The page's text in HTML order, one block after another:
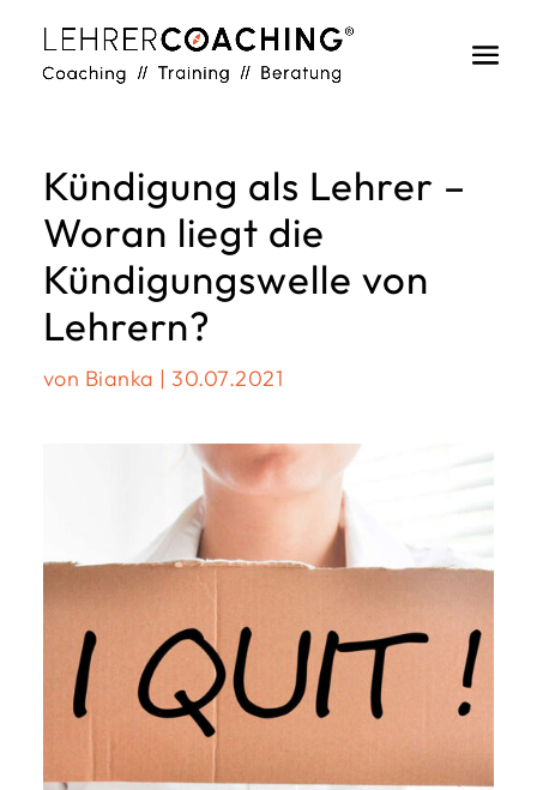
Kündigung als Lehrer –
Woran liegt die
Kündigungswelle von
Lehrern?
von Bianka |30.07.2021